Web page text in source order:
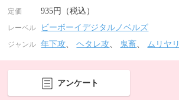
定価 935円（税込）
レーベル ビーボーイデジタルノベルズ
ジャンル 年下攻、ヘタレ攻、 鬼畜、 ムリヤリ
アンケート